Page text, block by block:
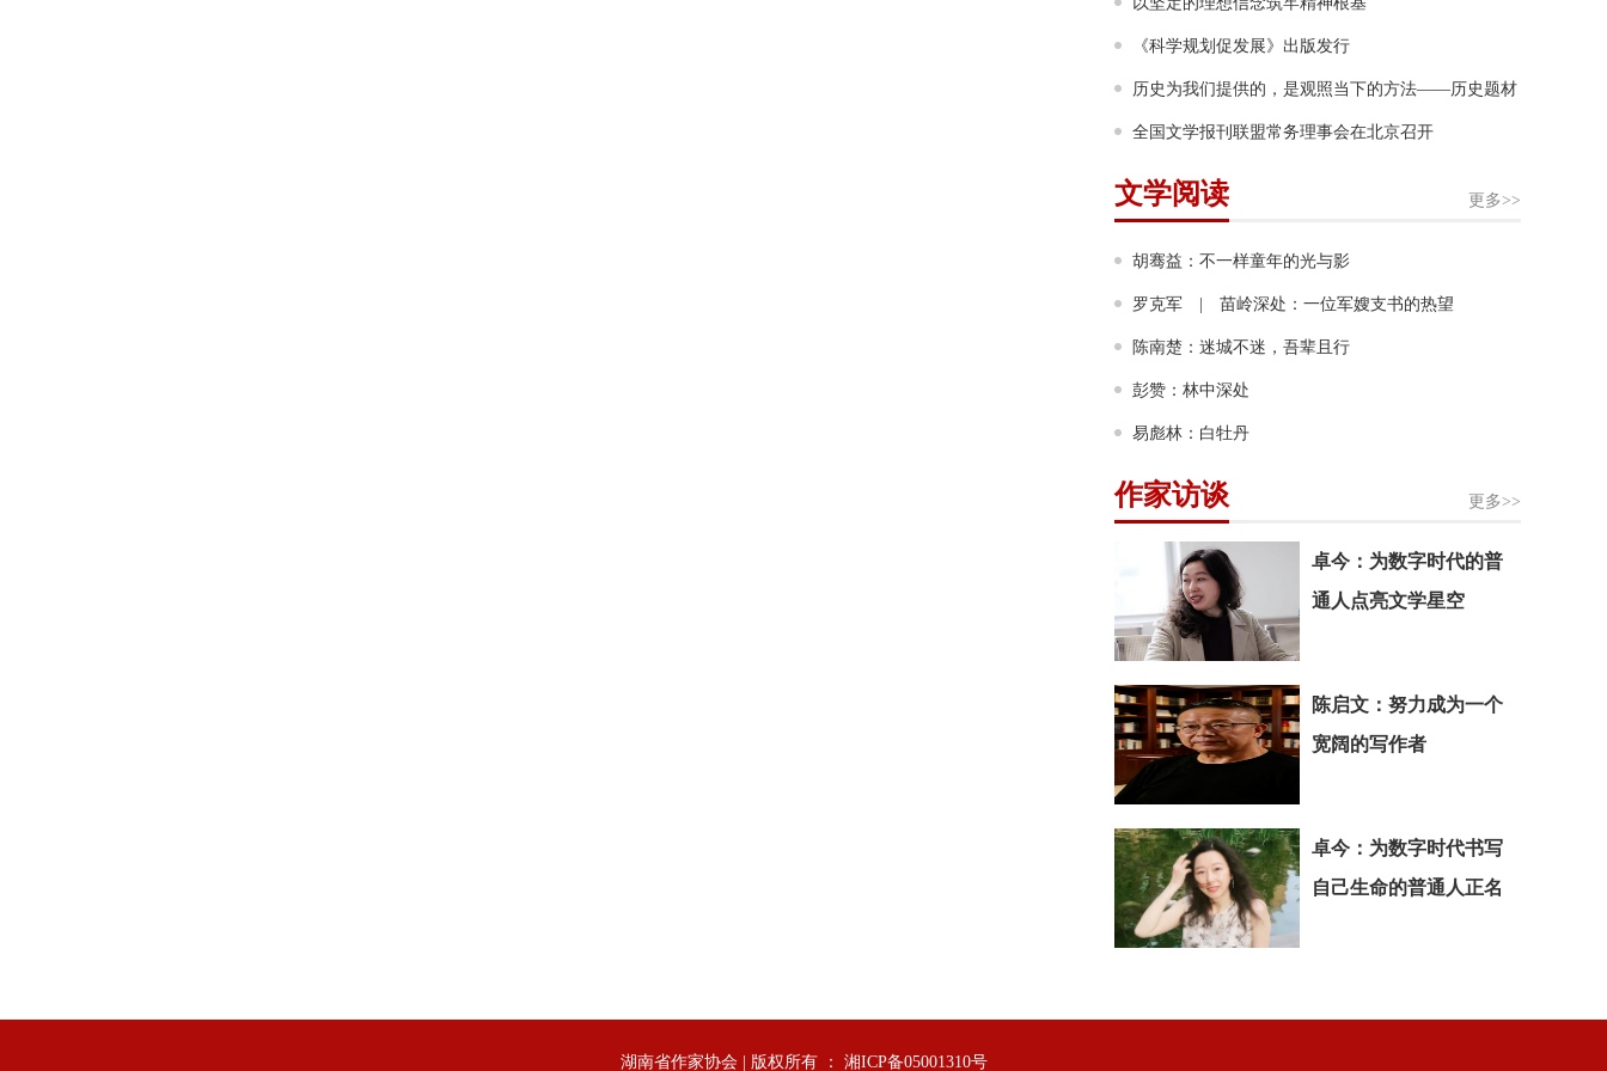
《科学规划促发展》出版发行
历史为我们提供的，是观照当下的方法——历史题材
非虚构写作多人谈
全国文学报刊联盟常务理事会在北京召开
更多>>
文学阅读
胡骞益：不一样童年的光与影
罗克军 | 苗岭深处：一位军嫂支书的热望
陈南楚：迷城不迷，吾辈且行
彭赞：林中深处
易彪林：白牡丹
更多>>
作家访谈
卓今：为数字时代的普
通人点亮文学星空
陈启文：努力成为一个
宽阔的写作者
卓今：为数字时代书写
自己生命的普通人正名
湖南省作家协会 | 版权所有 ： 湘ICP备05001310号